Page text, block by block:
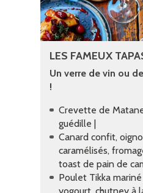
LES FAMEUX
Un verre de vin ou
!
Crevette de
guédille |
Canard confit,
caramélisés,
toast de pain de
Poulet Tikka